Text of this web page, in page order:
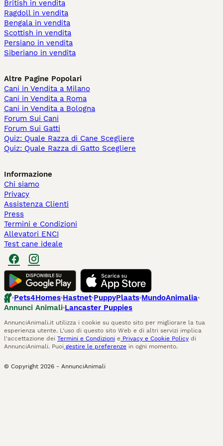
British in vendita
Ragdoll in vendita
Bengala in vendita
Scottish in vendita
Persiano in vendita
Siberiano in vendita
Altre Pagine Popolari
Cani in Vendita a Milano
Cani in Vendita a Roma
Cani in Vendita a Bologna
Forum Sui Cani
Forum Sui Gatti
Quiz: Quale Razza di Cane Scegliere
Quiz: Quale Razza di Gatto Scegliere
Informazione
Chi siamo
Privacy
Assistenza Clienti
Press
Termini e Condizioni
Allevatori ENCI
Test cane ideale
Pets4Homes Hastnet PuppyPlaats MundoAnimalia
Annunci Animali Lancaster Puppies
AnnunciAnimali.it utilizza i cookie su questo sito per migliorare la tua
esperienza utente. L'uso di questo sito Web e di altri servizi implica
l'accettazione dei Termini e Condizioni e Privacy e Cookie Policy di
AnnunciAnimali. Puoi gestire le preferenze in ogni momento.
© Copyright 2026 - AnnunciAnimali